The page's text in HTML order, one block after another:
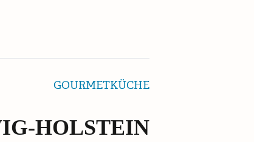
GOURMETKÜCHE
HOLSTEIN